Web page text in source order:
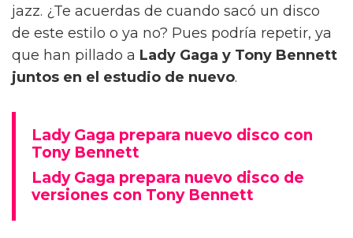
jazz. ¿Te acuerdas de cuando sacó un disco
de este estilo o ya no? Pues podría repetir, ya
que han pillado a Lady Gaga y Tony Bennett
juntos en el estudio de nuevo.
Lady Gaga prepara nuevo disco con
Tony Bennett
Lady Gaga prepara nuevo disco de
versiones con Tony Bennett